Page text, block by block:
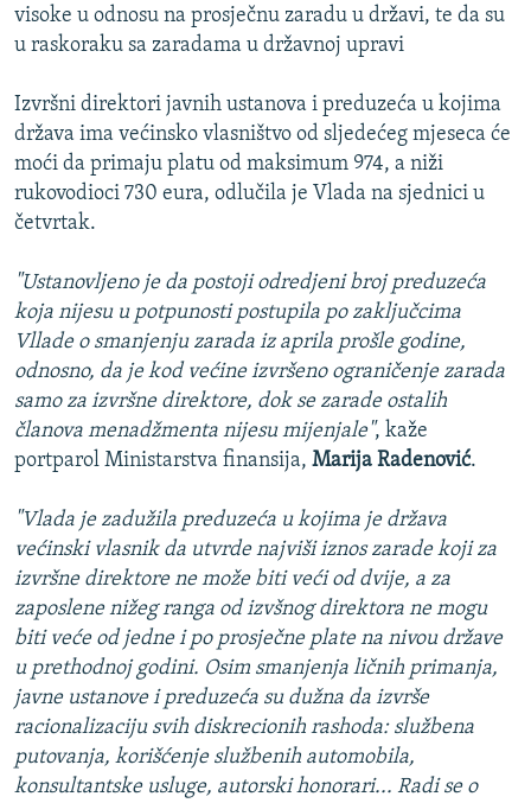
POST SCRIPTUM
TRI DECENIJE OD RATA U BIH
SVE KARTE DEJTONA
NASTANAK I RASPAD JUGOSLAVIJE
visoke u odnosu na prosječnu zaradu u državi, te da su
u raskoraku sa zaradama u državnoj upravi
Izvršni direktori javnih ustanova i preduzeća u kojima
država ima većinsko vlasništvo od sljedećeg mjeseca će
moći da primaju platu od maksimum 974, a niži
rukovodioci 730 eura, odlučila je Vlada na sjednici u
četvrtak.
"Ustanovljeno je da postoji odredjeni broj preduzeća
koja nijesu u potpunosti postupila po zaključcima
Vllade o smanjenju zarada iz aprila prošle godine,
odnosno, da je kod većine izvršeno ograničenje zarada
samo za izvršne direktore, dok se zarade ostalih
članova menadžmenta nijesu mijenjale", kaže
portparol Ministarstva finansija, Marija Radenović.
"Vlada je zadužila preduzeća u kojima je država
većinski vlasnik da utvrde najviši iznos zarade koji za
izvršne direktore ne može biti veći od dvije, a za
zaposlene nižeg ranga od izvšnog direktora ne mogu
biti veće od jedne i po prosječne plate na nivou države
u prethodnoj godini. Osim smanjenja ličnih primanja,
javne ustanove i preduzeća su dužna da izvrše
racionalizaciju svih diskrecionih rashoda: službena
putovanja, korišćenje službenih automobila,
konsultantske usluge, autorski honorari... Radi se o